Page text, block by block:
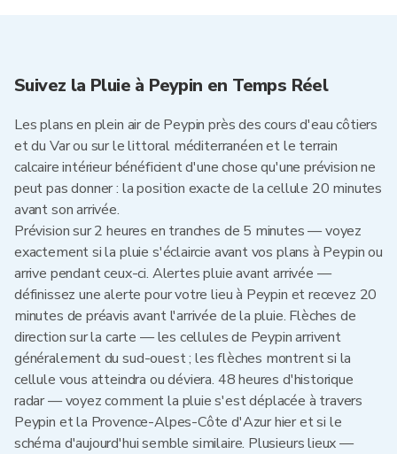
Suivez la Pluie à Peypin en Temps Réel
Les plans en plein air de Peypin près des cours d'eau côtiers
et du Var ou sur le littoral méditerranéen et le terrain
calcaire intérieur bénéficient d'une chose qu'une prévision ne
peut pas donner : la position exacte de la cellule 20 minutes
avant son arrivée.
Prévision sur 2 heures en tranches de 5 minutes — voyez
exactement si la pluie s'éclaircie avant vos plans à Peypin ou
arrive pendant ceux-ci. Alertes pluie avant arrivée —
définissez une alerte pour votre lieu à Peypin et recevez 20
minutes de préavis avant l'arrivée de la pluie. Flèches de
direction sur la carte — les cellules de Peypin arrivent
généralement du sud-ouest ; les flèches montrent si la
cellule vous atteindra ou déviera. 48 heures d'historique
radar — voyez comment la pluie s'est déplacée à travers
Peypin et la Provence-Alpes-Côte d'Azur hier et si le
schéma d'aujourd'hui semble similaire. Plusieurs lieux —